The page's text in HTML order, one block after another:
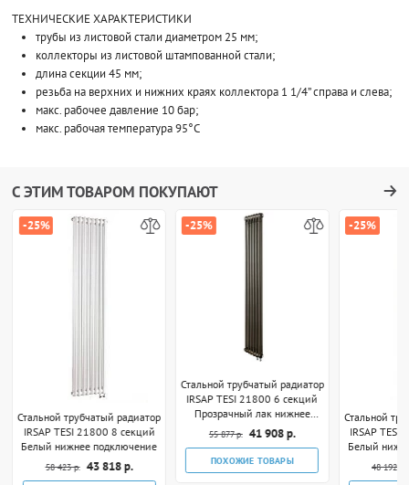
ТЕХНИЧЕСКИЕ ХАРАКТЕРИСТИКИ
трубы из листовой стали диаметром 25 мм;
коллекторы из листовой штампованной стали;
длина секции 45 мм;
резьба на верхних и нижних краях коллектора 1 1/4” справа и слева;
макс. рабочее давление 10 бар;
макс. рабочая температура 95°C
С ЭТИМ ТОВАРОМ ПОКУПАЮТ
-25%
Стальной трубчатый радиатор
IRSAP TESI 21800 8 секций
Белый нижнее подключение
58 423 р. 43 818 р.
-25%
Стальной трубчатый радиатор
IRSAP TESI 21800 6 секций
Прозрачный лак нижнее
подключение
55 877 р. 41 908 р.
ПОХОЖИЕ ТОВАРЫ
-25%
Стальной
IRSAP
Белый
48 192 р.